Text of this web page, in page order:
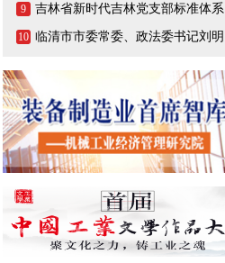
9 吉林省新时代吉林党支部标准体系（BTX）建设把基层党支部打造成坚强的战斗堡垒
10 临清市市委常委、政法委书记刘明峰领导一行莅临连城智造小镇·烟店轴承产业园调研指导